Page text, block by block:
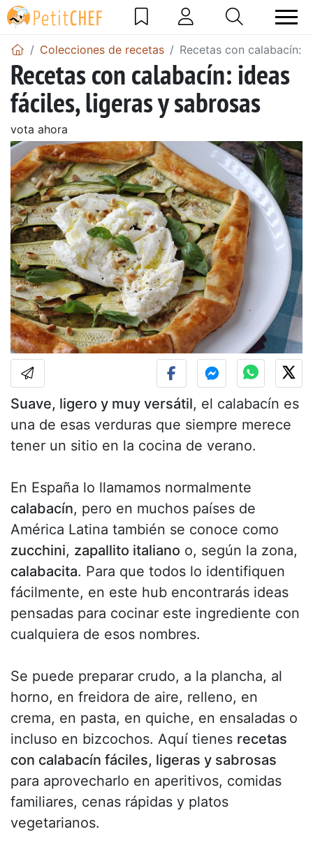
Colecciones de recetas Recetas con calabacín:
Recetas con calabacín: ideas
fáciles, ligeras y sabrosas
vota ahora
Suave, ligero y muy versátil, el calabacín es
una de esas verduras que siempre merece
tener un sitio en la cocina de verano.
En España lo llamamos normalmente
calabacín, pero en muchos países de
América Latina también se conoce como
zucchini, zapallito italiano o, según la zona,
calabacita. Para que todos lo identifiquen
fácilmente, en este hub encontrarás ideas
pensadas para cocinar este ingrediente con
cualquiera de esos nombres.
Se puede preparar crudo, a la plancha, al
horno, en freidora de aire, relleno, en
crema, en pasta, en quiche, en ensaladas o
incluso en bizcochos. Aquí tienes recetas
con calabacín fáciles, ligeras y sabrosas
para aprovecharlo en aperitivos, comidas
familiares, cenas rápidas y platos
vegetarianos.